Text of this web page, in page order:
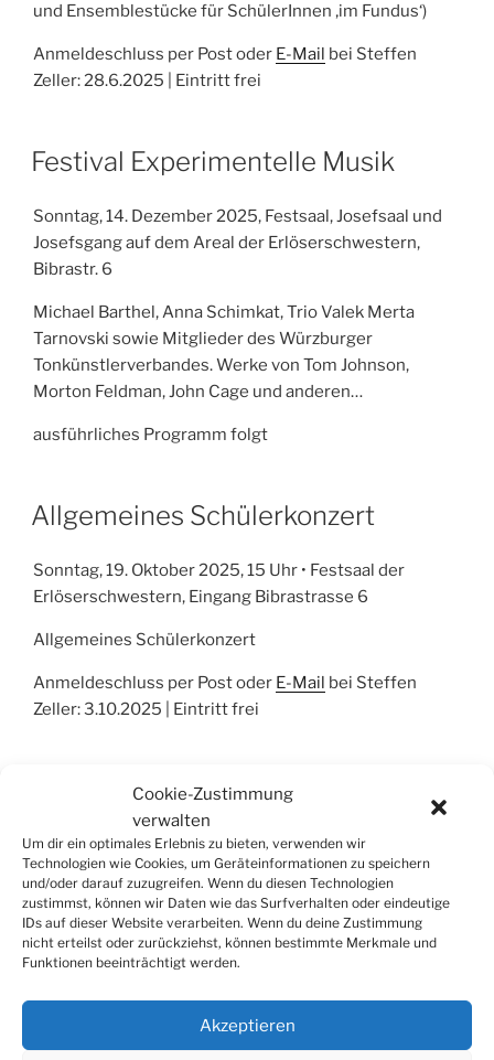
Cookie-Zustimmung
verwalten
Um dir ein optimales Erlebnis zu bieten, verwenden wir
Technologien wie Cookies, um Geräteinformationen zu speichern
und/oder darauf zuzugreifen. Wenn du diesen Technologien
zustimmst, können wir Daten wie das Surfverhalten oder eindeutige
IDs auf dieser Website verarbeiten. Wenn du deine Zustimmung
nicht erteilst oder zurückziehst, können bestimmte Merkmale und
Funktionen beeinträchtigt werden.
Akzeptieren
und Ensemblestücke für SchülerInnen ‚im Fundus‘)
Anmeldeschluss per Post oder E-Mail bei Steffen
Zeller: 28.6.2025 | Eintritt frei
Festival Experimentelle Musik
Sonntag, 14. Dezember 2025, Festsaal, Josefsaal und
Josefsgang auf dem Areal der Erlöserschwestern,
Bibrastr. 6
Michael Barthel, Anna Schimkat, Trio Valek Merta
Tarnovski sowie Mitglieder des Würzburger
Tonkünstlerverbandes. Werke von Tom Johnson,
Morton Feldman, John Cage und anderen…
ausführliches Programm folgt
Allgemeines Schülerkonzert
Sonntag, 19. Oktober 2025, 15 Uhr • Festsaal der
Erlöserschwestern, Eingang Bibrastrasse 6
Allgemeines Schülerkonzert
Anmeldeschluss per Post oder E-Mail bei Steffen
Zeller: 3.10.2025 | Eintritt frei
Seitennummerierung
der
Beiträge
Seite
SUCHE